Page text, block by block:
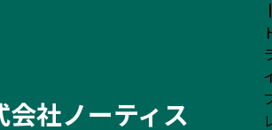
会社ノーティス